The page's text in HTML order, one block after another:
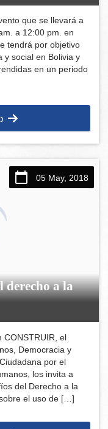
que se llevará a
a 12:00 pm. en
tendrá por objetivo
y social en Bolivia y
en un periodo
05 May, 2018
derecho a la
CONSTRUIR, el
Democracia y
por el
los invita a
del Derecho a la
el uso de […]